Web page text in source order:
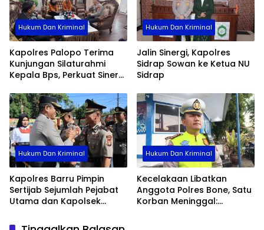
Hukum Dan Kriminal
Kapolres Palopo Terima
Kunjungan Silaturahmi
Kepala Bps, Perkuat Sinergi
Hukum Dan Kriminal
Jalin Sinergi, Kapolres
Sidrap Sowan ke Ketua NU
Sidrap
Hukum Dan Kriminal
Kapolres Barru Pimpin
Sertijab Sejumlah Pejabat
Utama dan Kapolsek
Organisasi
Hukum Dan Kriminal
Kecelakaan Libatkan
Anggota Polres Bone, Satu
Korban Meninggal: